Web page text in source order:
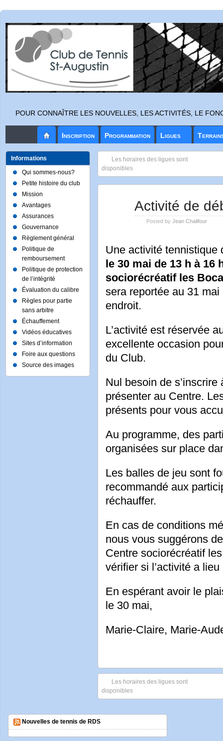
POUR CONNAÎTRE LES NOUVELLES, LES ACTIVITÉS, LE
Inscription Programmation Ligues
Les horaires des ligues sont
disponibles
Activité de
Posted by Jean Chalifour
Une activité
le 30 mai de 13 h à 16
sociorécréatif les
sera reportée au 31
endroit.
L’activité est réservée
excellente occasion
du Club.
Nul besoin de s’inscrire
présenter au Centre.
présents pour vous
Au programme, des
organisées sur place
Les balles de jeu sont
recommandé aux
réchauffer.
En cas de conditions
nous vous suggérons
Centre sociorécréatif
vérifier si l’activité a
En espérant avoir le
le 30 mai,
Marie-Claire, Marie-
Les horaires des ligues sont
disponibles
Informations
Qui sommes-nous?
Petite histoire du club
Mission
Avantages
Assurances
Gouvernance
Règlement général
Politique de
remboursement
Politique de protection
de l’intégrité
Évaluation du calibre
Règles pour partie
sans arbitre
Échauffement
Vidéos éducatives
Sites d’information
Foire aux questions
Source des images
Nouvelles de tennis de RDS